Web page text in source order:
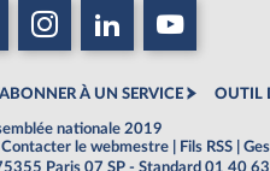
À UN SERVICE OUTIL
nationale 2019
Contacter le webmestre Fils RSS
Paris 07 SP - Standard 01 40